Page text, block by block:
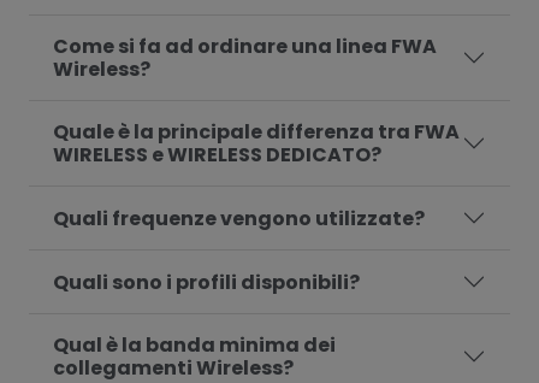
Come si fa ad ordinare una linea FWA
Wireless?
Quale è la principale differenza tra FWA
WIRELESS e WIRELESS DEDICATO?
Quali frequenze vengono utilizzate?
Quali sono i profili disponibili?
Qual è la banda minima dei
collegamenti Wireless?